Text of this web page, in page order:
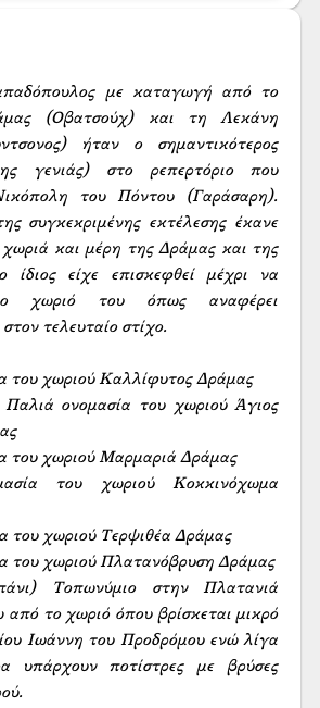
με καταγωγή από το
(Οβατσούχ) και τη Λεκάνη
ήταν ο σημαντικότερος
γενιάς) στο ρεπερτόριο που
του Πόντου (Γαράσαρη).
συγκεκριμένης εκτέλεσης έκανε
και μέρη της Δράμας και της
είχε επισκεφθεί μέχρι να
χωριό του όπως αναφέρει
τελευταίο στίχο.
του χωριού Καλλίφυτος Δράμας
ονομασία του χωριού Άγιος
του χωριού Μαρμαριά Δράμας
του χωριού Κοκκινόχωμα
του χωριού Τερψιθέα Δράμας
του χωριού Πλατανόβρυση Δράμας
Τοπωνύμιο στην Πλατανιά
από το χωριό όπου βρίσκεται μικρό
Ιωάννη του Προδρόμου ενώ λίγα
υπάρχουν ποτίστρες με βρύσες